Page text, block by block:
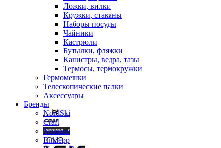
Ложки, вилки
Кружки, стаканы
Наборы посуды
Чайники
Кастрюли
Бутылки, фляжки
Канистры, ведра, тазы
Термосы, термокружки
Гермомешки
Телескопические палки
Аксессуары
Бренды
NordSki
Craft
Noname
Enklepp